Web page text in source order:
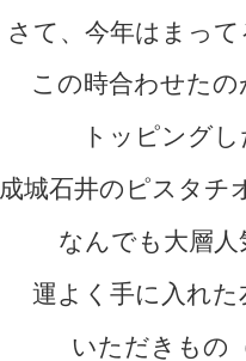
さて、今年はまっ
この時合わせた
トッピング
成城石井のピスタチ
なんでも大層
運よく手に入れ
いただきもの